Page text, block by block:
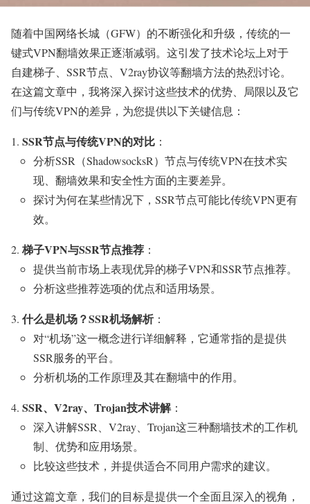
随着中国网络长城（GFW）的不断强化和升级，传统的一
键式VPN翻墙效果正逐渐减弱。这引发了技术论坛上对于
自建梯子、SSR节点、V2ray协议等翻墙方法的热烈讨论。
在这篇文章中，我将深入探讨这些技术的优势、局限以及它
们与传统VPN的差异，为您提供以下关键信息：
SSR节点与传统VPN的对比 ：
分析SSR（ShadowsocksR）节点与传统VPN在技术实
现、翻墙效果和安全性方面的主要差异。
探讨为何在某些情况下，SSR节点可能比传统VPN更有
效。
梯子VPN与SSR节点推荐 ：
提供当前市场上表现优异的梯子VPN和SSR节点推荐。
分析这些推荐选项的优点和适用场景。
什么是机场？SSR机场解析：
对“机场”这一概念进行详细解释，它通常指的是提供
SSR服务的平台。
分析机场的工作原理及其在翻墙中的作用。
SSR、V2ray、Trojan技术讲解：
深入讲解SSR、V2ray、Trojan这三种翻墙技术的工作机
制、优势和应用场景。
比较这些技术，并提供适合不同用户需求的建议。
通过这篇文章，我们的目标是提供一个全面且深入的视角，